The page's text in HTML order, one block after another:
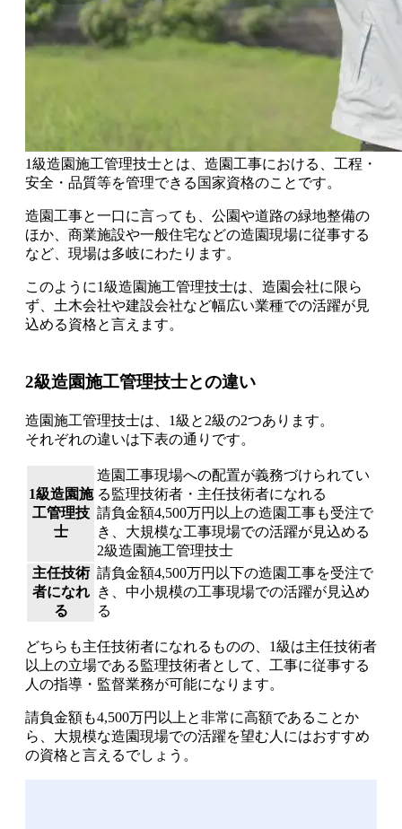
1級造園施工管理技士とは、造園工事における、工程・
安全・品質等を管理できる国家資格のこと です。
造園工事と一口に言っても、 公園や道路の緑地整備の
ほか、商業施設や一般住宅などの造園現場に従事する
など、現場は多岐にわたります。
このように1級造園施工管理技士は、 造園会社に限ら
ず、土木会社や建設会社など幅広い業種での活躍が見
込める資格と言えます。
2級造園施工管理技士との違い
造園施工管理技士は、1級と2級の2つあります。
それぞれの違いは下表の通りです。
1級造園施
工管理技
士
造園工事現場への配置が義務づけられてい
る監理技術者・主任技術者になれる
請負金額4,500万円以上の造園工事も受注で
き、大規模な工事現場での活躍が見込める
2級造園施工管理技士
主任技術
者になれ
る
請負金額4,500万円以下の造園工事を受注で
き、中小規模の工事現場での活躍が見込め
る
どちらも主任技術者になれるものの、 1級は主任技術者
以上の立場である監理技術者として、工事に従事する
人の指導・監督業務が可能になります。
請負金額も4,500万円以上と非常に高額であることか
ら、大規模な造園現場での活躍を望む人にはおすすめ
の資格と言えるでしょう。